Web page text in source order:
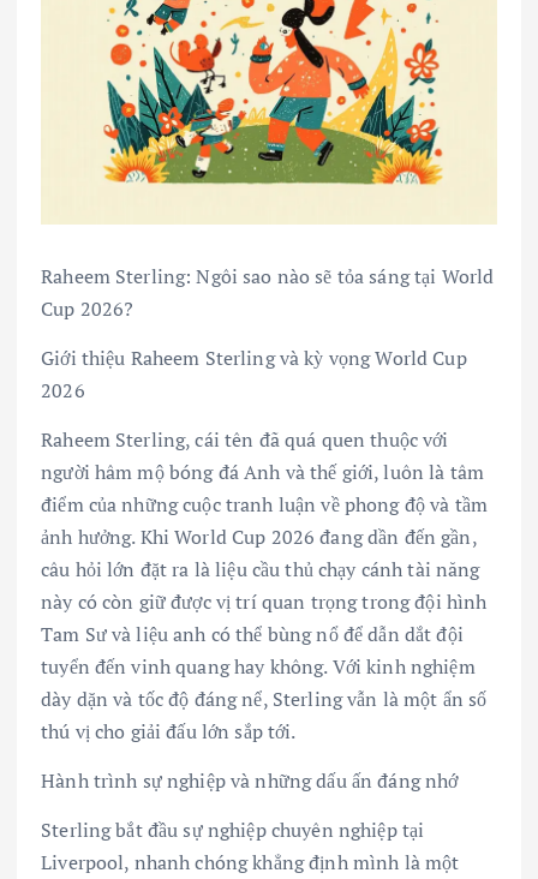
Raheem Sterling: Ngôi sao nào sẽ tỏa sáng tại World
Cup 2026?
Giới thiệu Raheem Sterling và kỳ vọng World Cup
2026
Raheem Sterling, cái tên đã quá quen thuộc với
người hâm mộ bóng đá Anh và thế giới, luôn là tâm
điểm của những cuộc tranh luận về phong độ và tầm
ảnh hưởng. Khi World Cup 2026 đang dần đến gần,
câu hỏi lớn đặt ra là liệu cầu thủ chạy cánh tài năng
này có còn giữ được vị trí quan trọng trong đội hình
Tam Sư và liệu anh có thể bùng nổ để dẫn dắt đội
tuyển đến vinh quang hay không. Với kinh nghiệm
dày dặn và tốc độ đáng nể, Sterling vẫn là một ẩn số
thú vị cho giải đấu lớn sắp tới.
Hành trình sự nghiệp và những dấu ấn đáng nhớ
Sterling bắt đầu sự nghiệp chuyên nghiệp tại
Liverpool, nhanh chóng khẳng định mình là một